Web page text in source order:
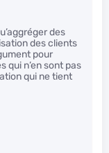
des
des clients
pour
qui n’en sont pas
qui ne tient